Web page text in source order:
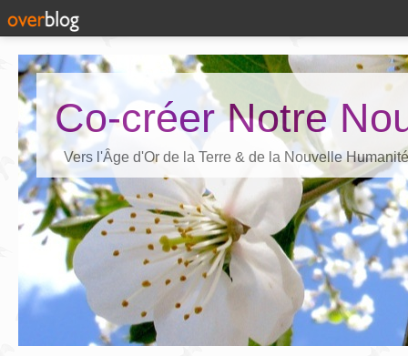
Co-créer Notre
Vers l'Âge d'Or de la Terre & de la Nouvelle Humanité